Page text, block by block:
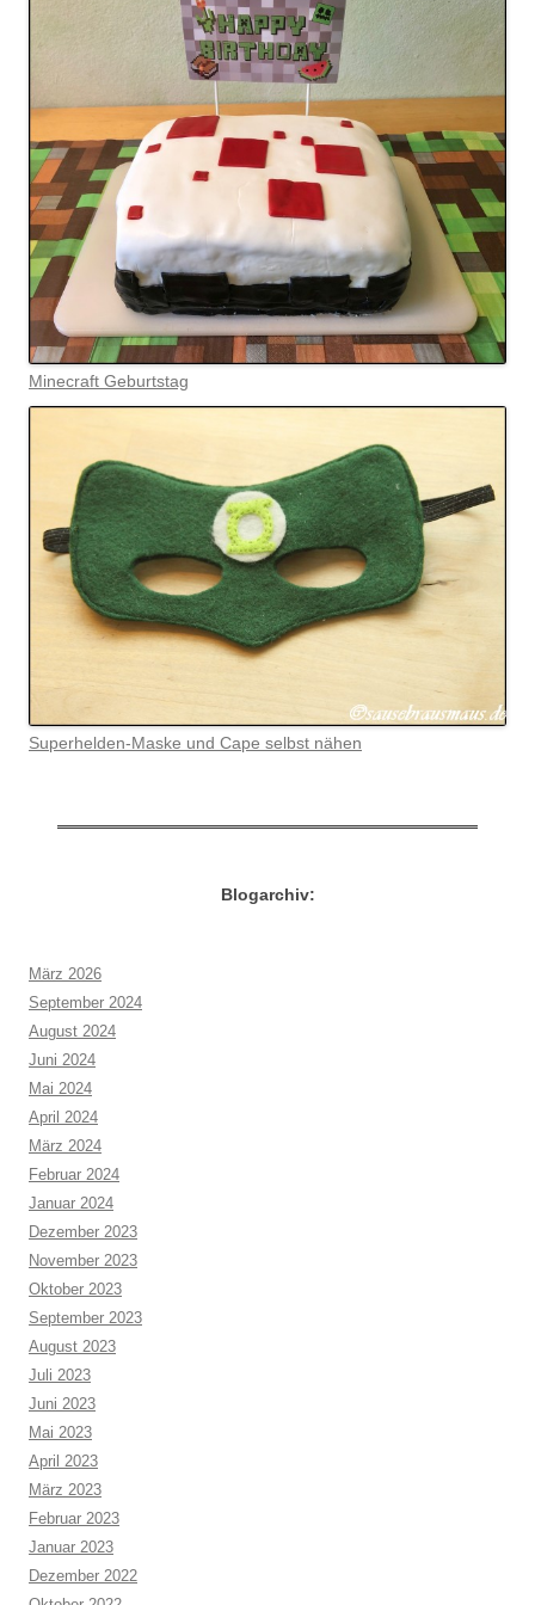
Minecraft Geburtstag
Superhelden-Maske und Cape selbst nähen
Blogarchiv:
März 2026
September 2024
August 2024
Juni 2024
Mai 2024
April 2024
März 2024
Februar 2024
Januar 2024
Dezember 2023
November 2023
Oktober 2023
September 2023
August 2023
Juli 2023
Juni 2023
Mai 2023
April 2023
März 2023
Februar 2023
Januar 2023
Dezember 2022